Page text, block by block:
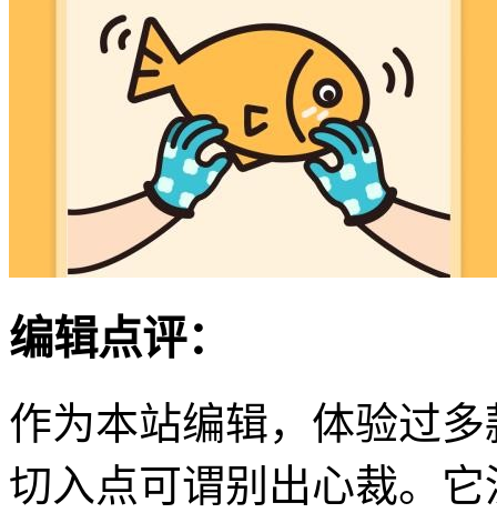
编辑点评：
作为本站编辑，体验过
切入点可谓别出心裁。